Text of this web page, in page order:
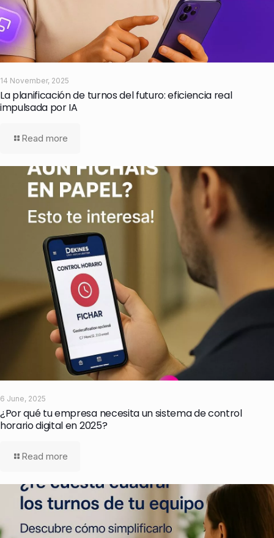
14 November, 2025
La planificación de turnos del futuro: eficiencia real
impulsada por IA
Read more
6 June, 2025
¿Por qué tu empresa necesita un sistema de control
horario digital en 2025?
Read more